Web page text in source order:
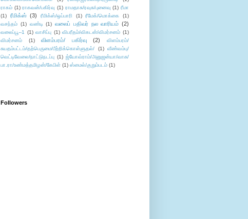
ராகம் (1) ராகவன்/பகிர்வு (1) ராமதாசு/ரவுசு/புனைவு (1) ரீமா
(1)
ரீமிக்ஸ் (3) ரீமிக்ஸ்/ஒப்பாரி (1) ரீமேக்/மொக்கை
(1)
வசந்தம் (1) வண்டி (1) வலைப் பதிவர் நல வாரியம் (2)
வலைப்பூ--1 (1) வாசிப்பு (1) விபரீதம்/விகடன்/விமர்சனம் (1)
விமர்சனம்
(1) விளம்பரம்/ பகிர்வு (2)
விளம்பரம்/
சுயதம்பட்டம்/தற்பெருமை/பீற்றிக்கொள்ளுதல்/
(1) வீண்வம்பு/
வெட்டிவேலை/நாட்டுநடப்பு (1) ஜ்யோவ்ராம்/அனுஜன்யா/வாசு/
பா.ரா/உண்மத்தமிழன்/கேபிள் (1) ஸ்மைல்/குறும்படம் (1)
Followers